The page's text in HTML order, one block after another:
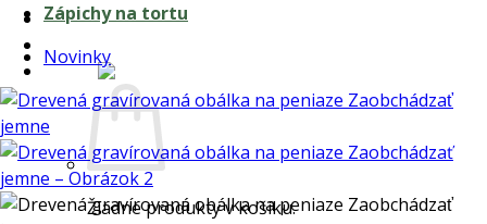
0,00€
Žiadne produkty v košíku.
Zápichy na tortu
Novinky